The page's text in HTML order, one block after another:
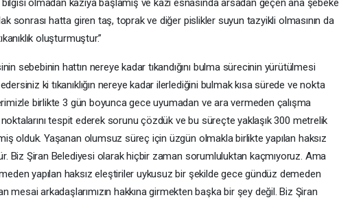
olmadan kazıya başlamış ve kazı esnasında arsadan geçen ana şebeke
sonrası hatta giren taş, toprak ve diğer pislikler suyun tazyikli olmasının da
oluşturmuştur.”
sebebinin hattın nereye kadar tıkandığını bulma sürecinin yürütülmesi
ki tıkanıklığın nereye kadar ilerlediğini bulmak kısa sürede ve nokta
birlikte 3 gün boyunca gece uyumadan ve ara vermeden çalışma
noktalarını tespit ederek sorunu çözdük ve bu süreçte yaklaşık 300 metrelik
olduk. Yaşanan olumsuz süreç için üzgün olmakla birlikte yapılan haksız
Biz Şiran Belediyesi olarak hiçbir zaman sorumluluktan kaçmıyoruz. Ama
yapılan haksız eleştiriler uykusuz bir şekilde gece gündüz demeden
mesai arkadaşlarımızın hakkına girmekten başka bir şey değil. Biz Şiran